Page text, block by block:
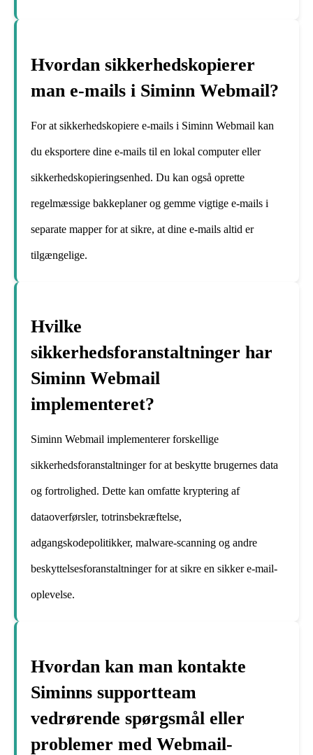
Hvordan sikkerhedskopierer
man e-mails i Siminn Webmail?
For at sikkerhedskopiere e-mails i Siminn Webmail kan
du eksportere dine e-mails til en lokal computer eller
sikkerhedskopieringsenhed. Du kan også oprette
regelmæssige bakkeplaner og gemme vigtige e-mails i
separate mapper for at sikre, at dine e-mails altid er
tilgængelige.
Hvilke
sikkerhedsforanstaltninger har
Siminn Webmail
implementeret?
Siminn Webmail implementerer forskellige
sikkerhedsforanstaltninger for at beskytte brugernes data
og fortrolighed. Dette kan omfatte kryptering af
dataoverførsler, totrinsbekræftelse,
adgangskodepolitikker, malware-scanning og andre
beskyttelsesforanstaltninger for at sikre en sikker e-mail-
oplevelse.
Hvordan kan man kontakte
Siminns supportteam
vedrørende spørgsmål eller
problemer med Webmail-